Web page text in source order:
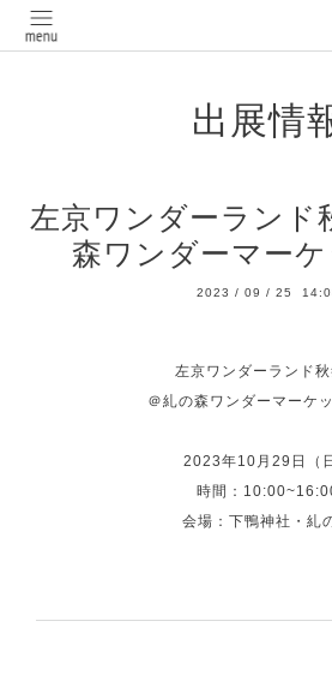
出展情
左京ワンダーランド
森ワンダーマー
2023 / 09 / 25
左京ワンダーランド秋
＠糺の森ワンダーマーケ
2023年10月29日（
時間：
会場：下鴨神社・糺